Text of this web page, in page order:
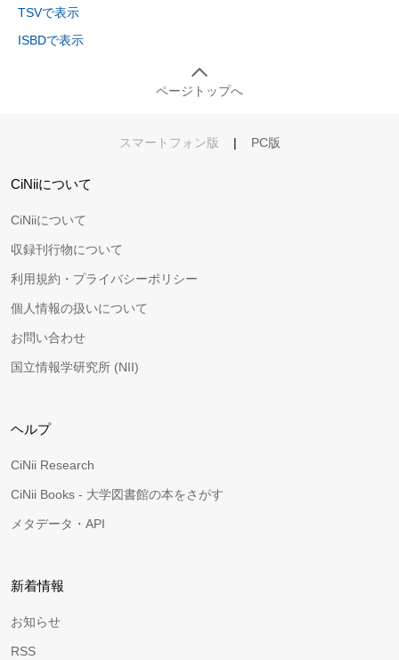
TSVで表示
ISBDで表示
ページトップへ
スマートフォン版 | PC版
CiNiiについて
CiNiiについて
収録刊行物について
利用規約・プライバシーポリシー
個人情報の扱いについて
お問い合わせ
国立情報学研究所 (NII)
ヘルプ
CiNii Research
CiNii Books - 大学図書館の本をさがす
メタデータ・API
新着情報
お知らせ
RSS